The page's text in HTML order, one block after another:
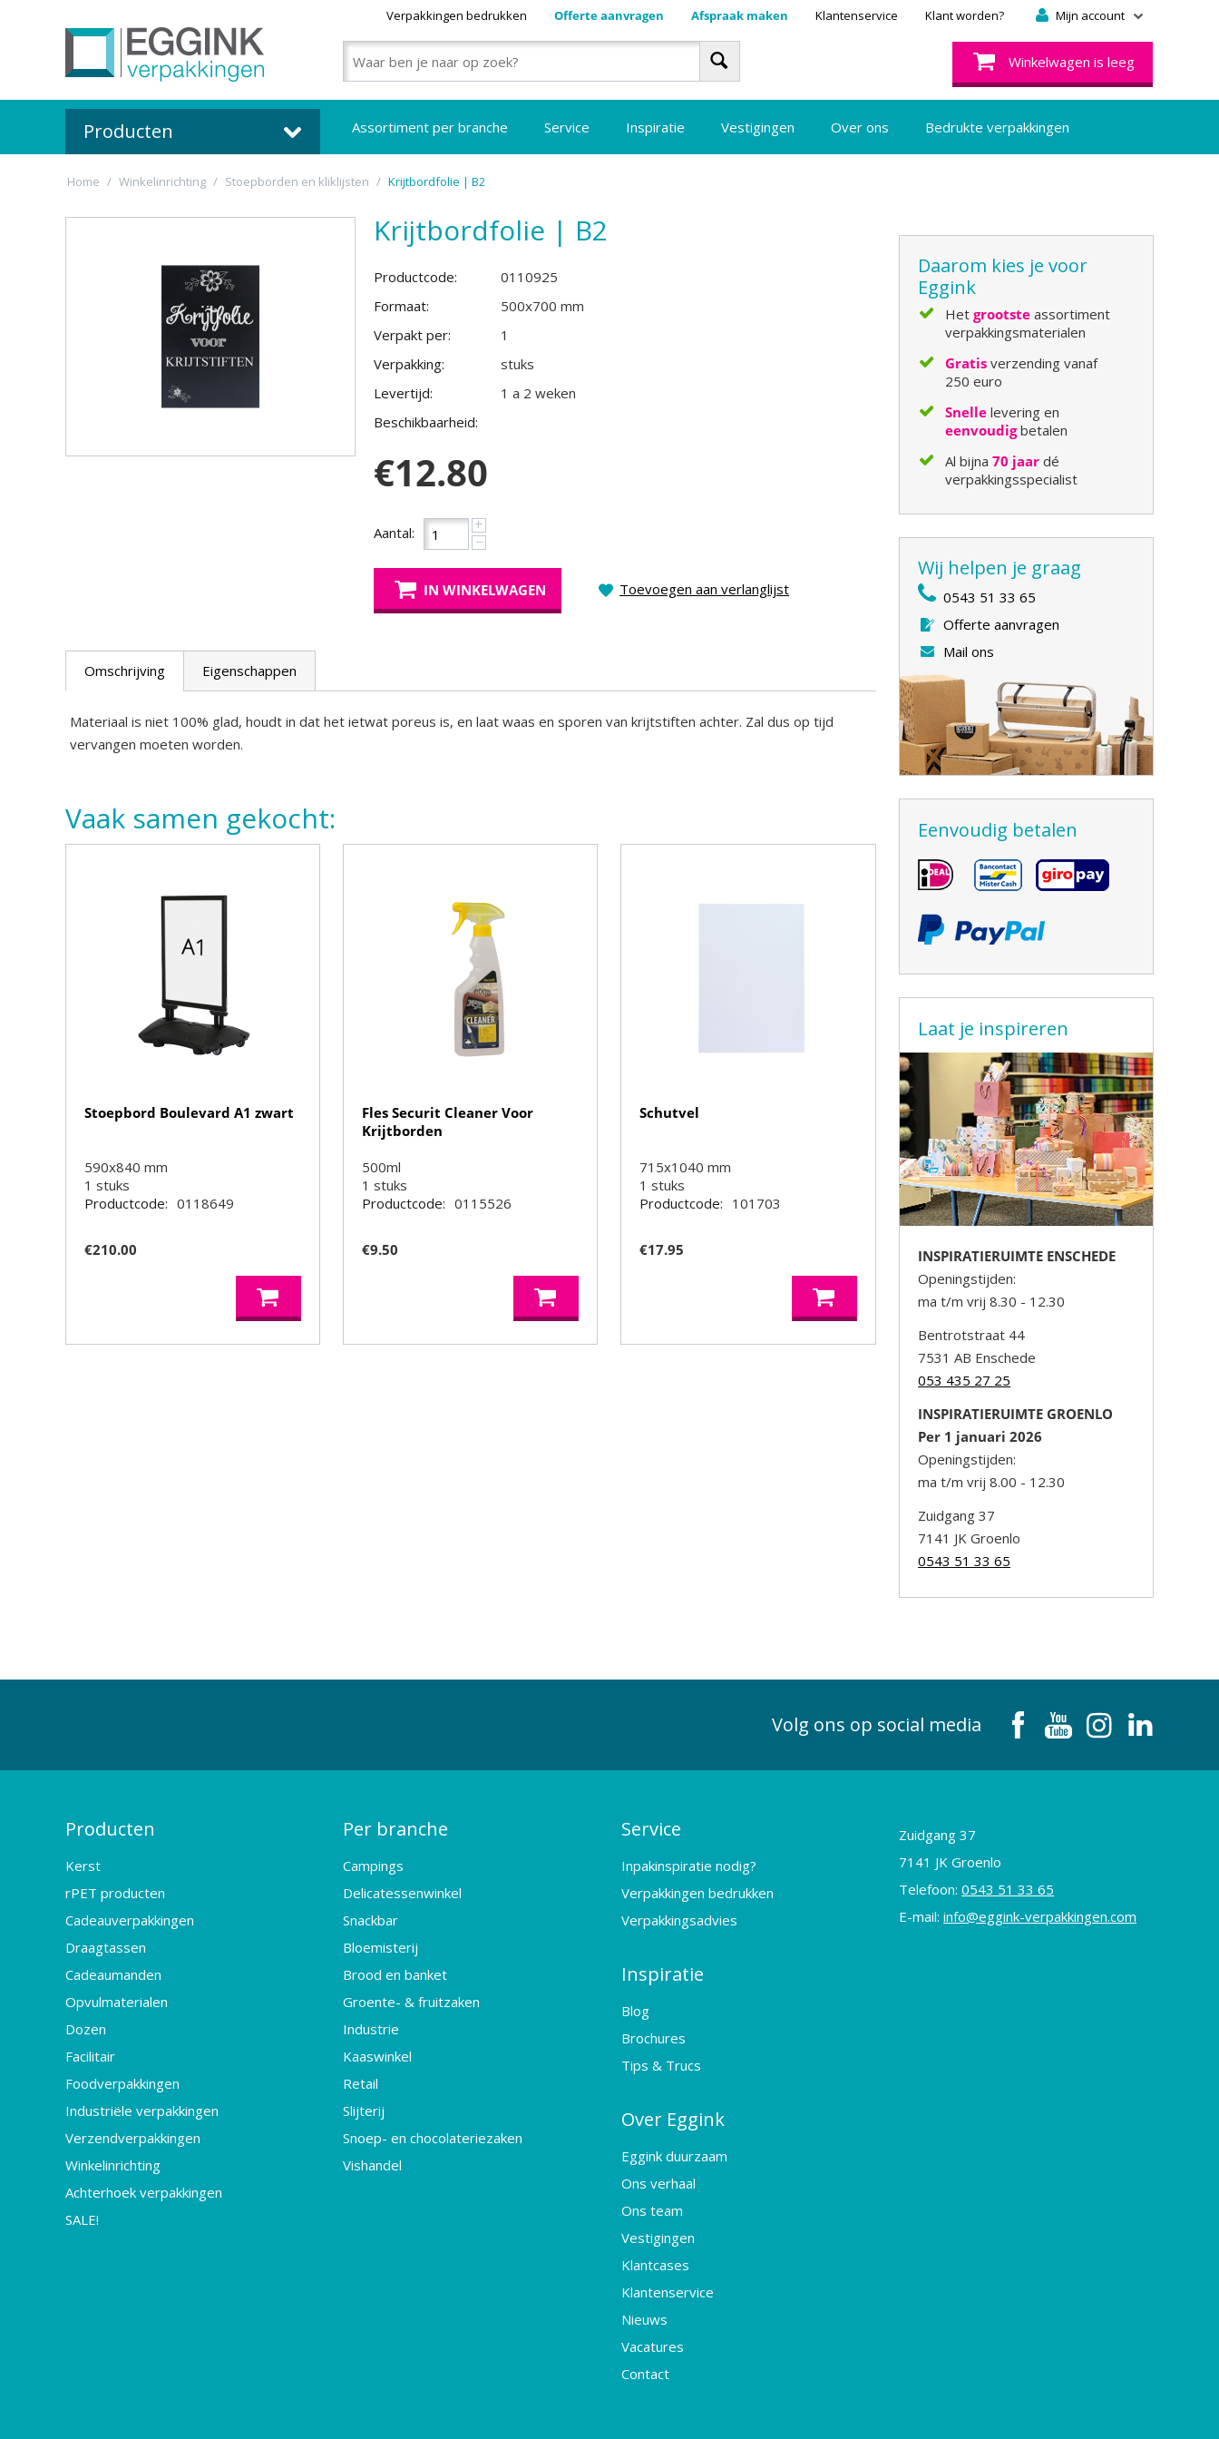
Mijn account
Verpakkingen bedrukken Offerte aanvragen Afspraak maken Klantenservice Klant worden?
Winkelwagen is leeg
Producten Assortiment per branche Service Inspiratie Vestigingen Over ons Bedrukte verpakkingen
Home / Winkelinrichting / Stoepborden en kliklijsten / Krijtbordfolie | B2
Krijtbordfolie | B2
Productcode:
0110925
Formaat:
500x700 mm
Verpakt per:
1
Verpakking:
stuks
Levertijd:
1 a 2 weken
Beschikbaarheid:
€12.80
Aantal:
+
−
IN WINKELWAGEN Toevoegen aan verlanglijst
Omschrijving Eigenschappen
Materiaal is niet 100% glad, houdt in dat het ietwat poreus is, en laat waas en sporen van krijtstiften achter. Zal dus op tijd
vervangen moeten worden.
Vaak samen gekocht:
Stoepbord Boulevard A1 zwart
590x840 mm
1 stuks
Productcode: 0118649
€210.00
Fles Securit Cleaner Voor
Krijtborden
500ml
1stuks
Productcode: 0115526
€9.50
Schutvel
715x1040 mm
1stuks
Productcode: 101703
€17.95
Daarom kies je voor
Eggink
Hetgrootste assortiment
verpakkingsmaterialen
Gratis verzending vanaf
250 euro
Snelle levering en
eenvoudigbetalen
Al bijna70 jaar dé
verpakkingsspecialist
Wij helpen je graag
0543 51 33 65
Offerte aanvragen
Mail ons
Eenvoudig betalen
Laat je inspireren
INSPIRATIERUIMTE ENSCHEDE
Openingstijden:
ma t/m vrij 8.30 - 12.30
Bentrotstraat 44
7531 AB Enschede
053 435 27 25
INSPIRATIERUIMTE GROENLO
Per 1 januari 2026
Openingstijden:
ma t/m vrij 8.00 - 12.30
Zuidgang 37
7141 JK Groenlo
0543 51 33 65
Volg ons op social media
Producten
Kerst
rPET producten
Cadeauverpakkingen
Draagtassen
Cadeaumanden
Opvulmaterialen
Dozen
Facilitair
Foodverpakkingen
Industriële verpakkingen
Verzendverpakkingen
Winkelinrichting
Achterhoek verpakkingen
SALE!
Per branche
Campings
Delicatessenwinkel
Snackbar
Bloemisterij
Brood en banket
Groente- & fruitzaken
Industrie
Kaaswinkel
Retail
Slijterij
Snoep- en chocolateriezaken
Vishandel
Service
Inpakinspiratie nodig?
Verpakkingen bedrukken
Verpakkingsadvies
Inspiratie
Blog
Brochures
Tips & Trucs
Over Eggink
Eggink duurzaam
Ons verhaal
Ons team
Vestigingen
Klantcases
Klantenservice
Nieuws
Vacatures
Contact
Zuidgang 37
7141 JK Groenlo
Telefoon:0543 51 33 65
E-mail:info@eggink-verpakkingen.com